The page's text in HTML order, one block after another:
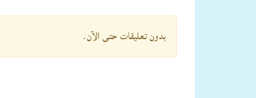
بدون تعليقات حتى الآن.